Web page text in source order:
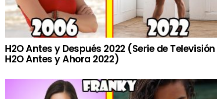
H2O Antes y Después 2022 (Serie de Televisión
H2O Antes y Ahora 2022)